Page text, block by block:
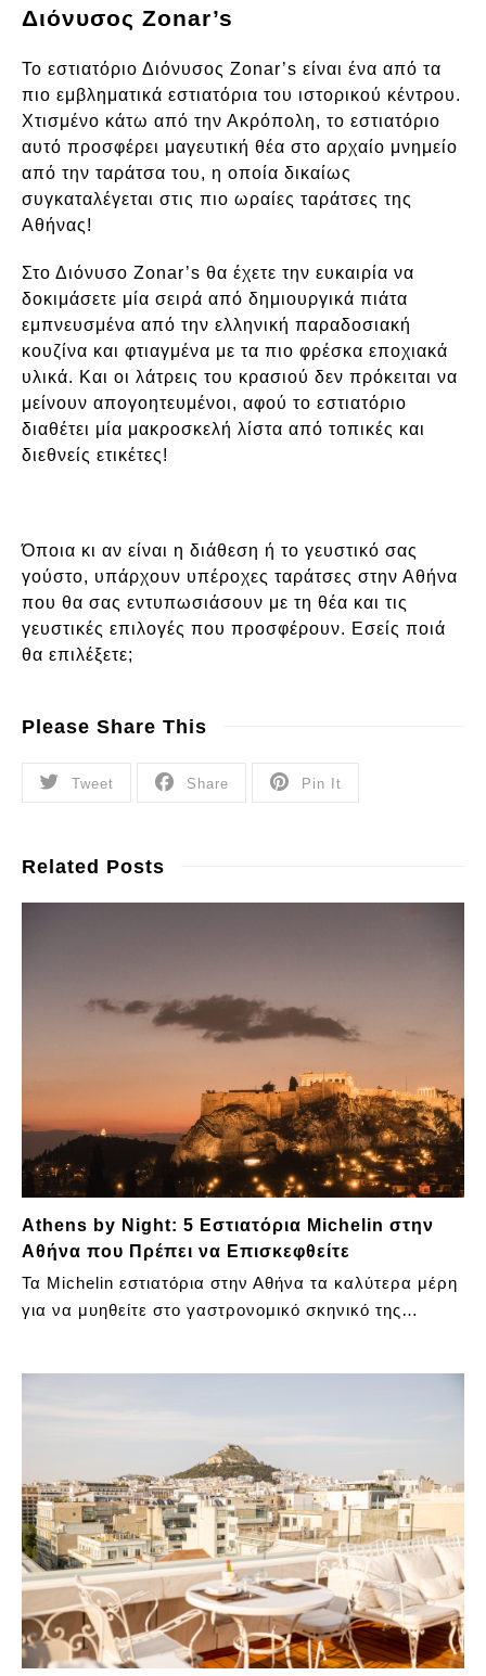
Διόνυσος Zonar’s
Το εστιατόριο Διόνυσος Zonar’s είναι ένα από τα
πιο εμβληματικά εστιατόρια του ιστορικού κέντρου.
Χτισμένο κάτω από την Ακρόπολη, το εστιατόριο
αυτό προσφέρει μαγευτική θέα στο αρχαίο μνημείο
από την ταράτσα του, η οποία δικαίως
συγκαταλέγεται στις πιο ωραίες ταράτσες της
Αθήνας!
Στο Διόνυσο Zonar’s θα έχετε την ευκαιρία να
δοκιμάσετε μία σειρά από δημιουργικά πιάτα
εμπνευσμένα από την ελληνική παραδοσιακή
κουζίνα και φτιαγμένα με τα πιο φρέσκα εποχιακά
υλικά. Και οι λάτρεις του κρασιού δεν πρόκειται να
μείνουν απογοητευμένοι, αφού το εστιατόριο
διαθέτει μία μακροσκελή λίστα από τοπικές και
διεθνείς ετικέτες!
Όποια κι αν είναι η διάθεση ή το γευστικό σας
γούστο, υπάρχουν υπέροχες ταράτσες στην Αθήνα
που θα σας εντυπωσιάσουν με τη θέα και τις
γευστικές επιλογές που προσφέρουν. Εσείς ποιά
θα επιλέξετε;
Please Share This
Tweet Share Pin It
Related Posts
Athens by Night: 5 Εστιατόρια Michelin στην
Αθήνα που Πρέπει να Επισκεφθείτε
Τα Michelin εστιατόρια στην Αθήνα τα καλύτερα μέρη
για να μυηθείτε στο γαστρονομικό σκηνικό της…